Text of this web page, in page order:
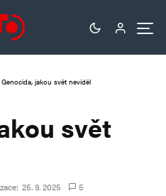
Genocida, jakou svět neviděl
svět
25. 9. 2025
5